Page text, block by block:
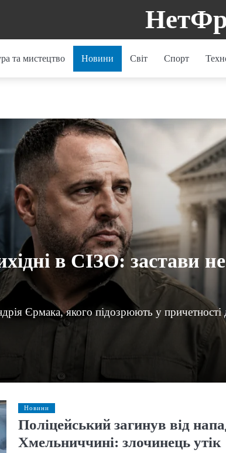
та мистецтво Новини Світ Спорт
в СІЗО: застави
Єрмака, якого підозрюють у причетності
Новини
Поліцейський загинув від
Хмельниччині: злочинець утік